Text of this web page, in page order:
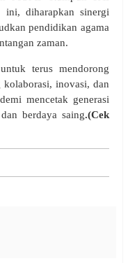
ini, diharapkan sinergi
pendidikan agama
zaman.
terus mendorong
kolaborasi, inovasi, dan
mencetak generasi
berdaya saing.(Cek